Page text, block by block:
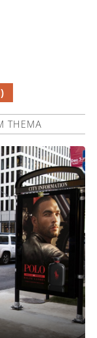
THEMA